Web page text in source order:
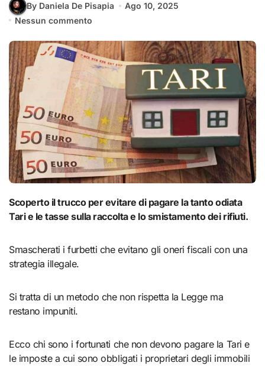
By Daniela De Pisapia
Ago 10, 2025
Nessun commento
Scoperto il trucco per evitare di pagare la tanto odiata
Tari e le tasse sulla raccolta e lo smistamento dei rifiuti.
Smascherati i furbetti che evitano gli oneri fiscali con una
strategia illegale.
Si tratta di un metodo che non rispetta la Legge ma
restano impuniti.
Ecco chi sono i fortunati che non devono pagare la Tari e
le imposte a cui sono obbligati i proprietari degli immobili